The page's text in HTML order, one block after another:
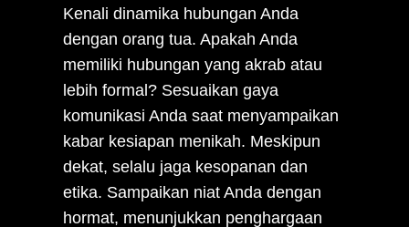
Kenali dinamika hubungan Anda
dengan orang tua. Apakah Anda
memiliki hubungan yang akrab atau
lebih formal? Sesuaikan gaya
komunikasi Anda saat menyampaikan
kabar kesiapan menikah. Meskipun
dekat, selalu jaga kesopanan dan
etika. Sampaikan niat Anda dengan
hormat, menunjukkan penghargaan